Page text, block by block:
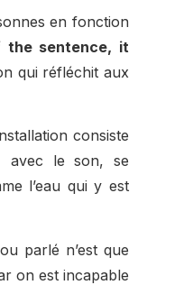
en fonction
sentence, it
qui réfléchit aux
consiste
avec le son, se
l’eau qui y est
parlé n’est que
on est incapable